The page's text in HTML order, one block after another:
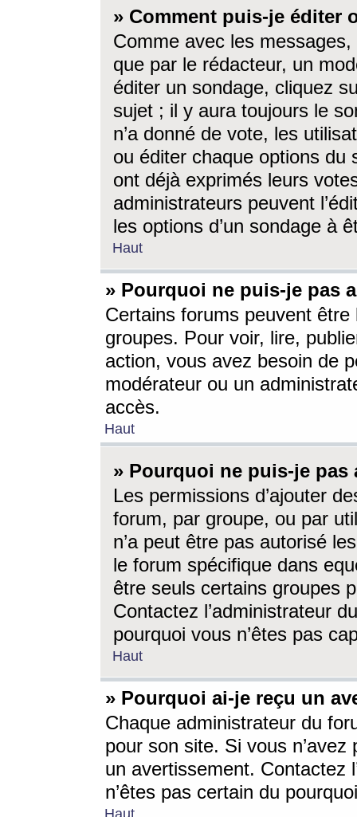
» Comment puis-je éditer
Comme avec les
que par le rédacteur, un
éditer un sondage, cliquez
sujet ; il y aura toujours le
n’a donné de vote, les
ou éditer chaque options du
ont déjà exprimés leurs
administrateurs peuvent
les options d’un sondage à
Haut
» Pourquoi ne puis-je pas
Certains forums peuvent être
groupes. Pour voir, lire,
action, vous avez besoin de
modérateur ou un
accès.
Haut
» Pourquoi ne puis-je
Les permissions d’ajouter
forum, par groupe, ou par
n’a peut être pas autorisé
le forum spécifique dans
être seuls certains groupes
Contactez l’administrateur
pourquoi vous n’êtes pas
Haut
» Pourquoi ai-je reçu un
Chaque administrateur du
pour son site. Si vous
un avertissement. Contactez
n’êtes pas certain du
Haut